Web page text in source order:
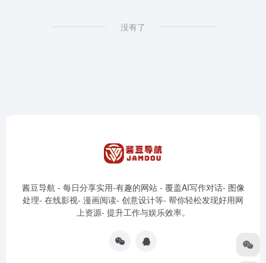
没有了
酱豆导航 - 每日分享实用-有趣的网站 - 覆盖AI写作对话- 图像
处理- 在线影视- 漫画阅读- 创意设计等- 帮你轻松发现好用网
上资源- 提升工作与娱乐效率。